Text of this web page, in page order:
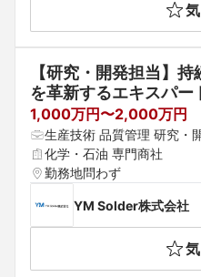
【研究・開発担当】
を革新するエキスパー
1,000万円〜2,000万円
生産技術 品質管理 研究・
化学・石油 専門商社
勤務地問わず
YM Solder株式会社